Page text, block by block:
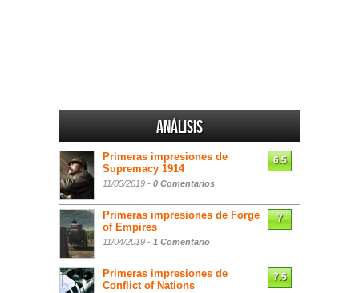
Análisis
Primeras impresiones de
Supremacy 1914
11/05/2019 - 0 Comentarios
6.5
Primeras impresiones de Forge
of Empires
11/04/2019 - 1 Comentario
7
Primeras impresiones de
Conflict of Nations
7.5